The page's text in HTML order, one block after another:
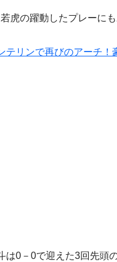
虎の躍動したプレーにも
テリンで再びのアーチ
0－0で迎えた3回先頭